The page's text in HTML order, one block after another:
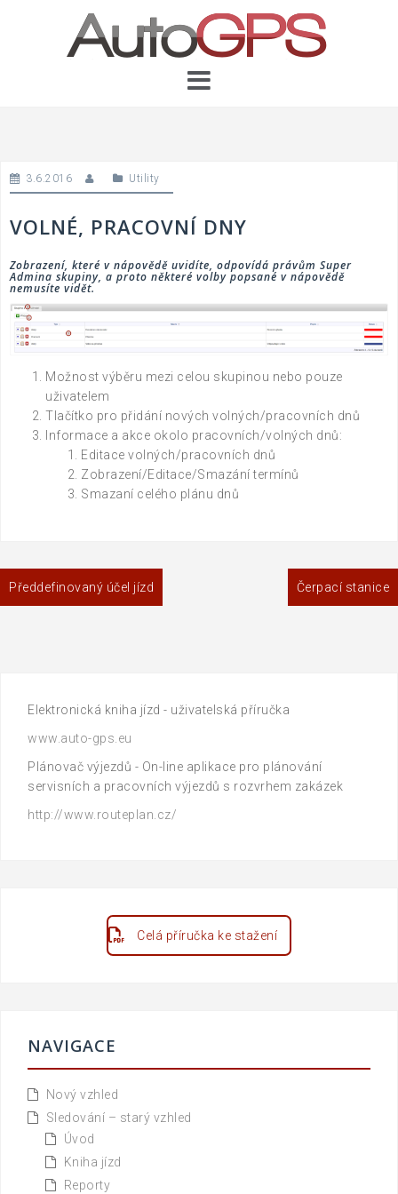
3.6.2016 Utility
VOLNÉ, PRACOVNÍ DNY
Zobrazení, které v nápovědě uvidíte, odpovídá právům Super
Admina skupiny, a proto některé volby popsané v nápovědě
nemusíte vidět.
Možnost výběru mezi celou skupinou nebo pouze
uživatelem
Tlačítko pro přidání nových volných/pracovních dnů
Informace a akce okolo pracovních/volných dnů:
Editace volných/pracovních dnů
Zobrazení/Editace/Smazání termínů
Smazaní celého plánu dnů
Navigace
pro
Předdefinovaný účel jízd Čerpací stanice
Elektronická kniha jízd - uživatelská příručka
www.auto-gps.eu
Plánovač výjezdů - On-line aplikace pro plánování
servisních a pracovních výjezdů s rozvrhem zakázek
http://www.routeplan.cz/
Celá příručka ke stažení
NAVIGACE
Nový vzhled
Sledování – starý vzhled
Úvod
Kniha jízd
Reporty